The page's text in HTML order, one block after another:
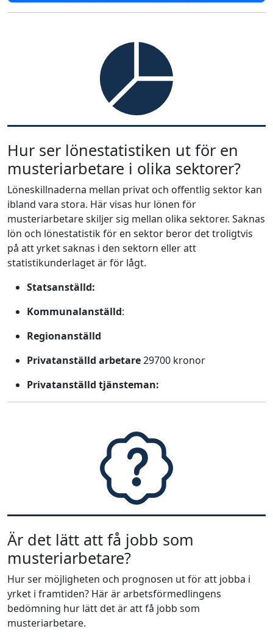
Hur ser lönestatistiken ut för en
musteriarbetare i olika sektorer?
Löneskillnaderna mellan privat och offentlig sektor kan
ibland vara stora. Här visas hur lönen för
musteriarbetare skiljer sig mellan olika sektorer. Saknas
lön och lönestatistik för en sektor beror det troligtvis
på att yrket saknas i den sektorn eller att
statistikunderlaget är för lågt.
Statsanställd:
Kommunalanställd:
Regionanställd
Privatanställd arbetare29700 kronor
Privatanställd tjänsteman:
Är det lätt att få jobb som
musteriarbetare?
Hur ser möjligheten och prognosen ut för att jobba i
yrket i framtiden? Här är arbetsförmedlingens
bedömning hur lätt det är att få jobb som
musteriarbetare.